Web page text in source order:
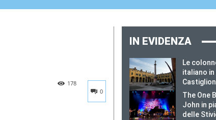
0
178
IN EVIDENZA
Le
italiano
The One
John in
delle